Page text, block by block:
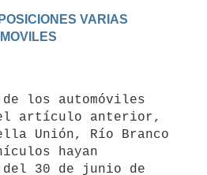
VARIAS
el artículo anterior,
Unión, Río Branco
hayan
del 30 de junio de